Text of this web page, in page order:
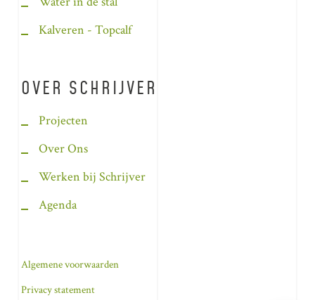
Kalveren - Topcalf
OVER SCHRIJVER
Projecten
Over Ons
Werken bij Schrijver
Agenda
Algemene voorwaarden
Privacy statement